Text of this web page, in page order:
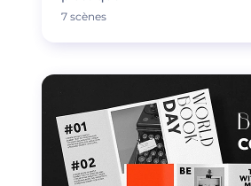
7 scènes